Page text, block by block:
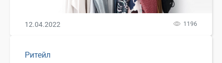
12.04.2022 1196
Ритейл